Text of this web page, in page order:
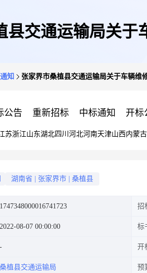
县交通运输局关
知 张家界市桑植县交通运输局关于车辆维
公告 重新招标 中标通知 开标
苏浙江山东湖北四川 河北河南天津山西内蒙古
湖南省 张家界市 桑植县
1747348000016741723 招
2022-08-07 00:00:00 标
开
桑植县交通运输局 预